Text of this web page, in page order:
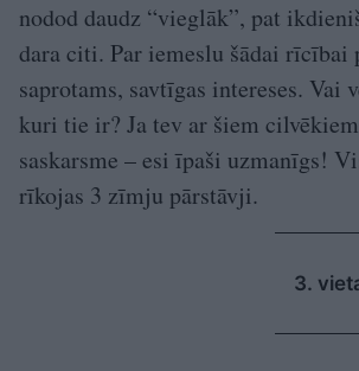
nodod daudz “vieglāk”, pat
dara citi. Par iemeslu šādai rīcībai
saprotams, savtīgas intereses. Vai
kuri tie ir? Ja tev ar šiem
saskarsme – esi īpaši uzmanīgs!
rīkojas 3 zīmju pārstāvji.
3.